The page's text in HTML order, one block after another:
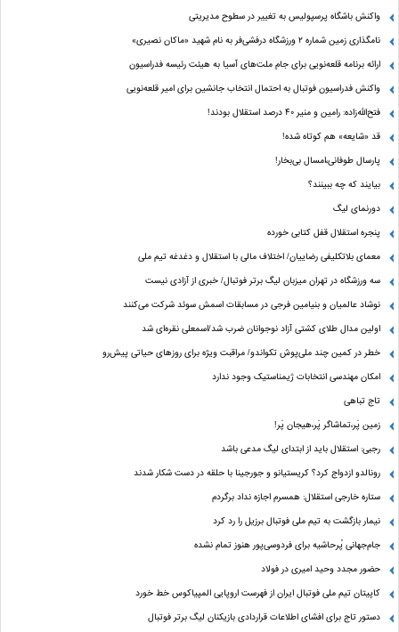
واکنش باشگاه پرسپولیس به تغییر در سطوح مدیریتی
نامگذاری زمین شماره ۲ ورزشگاه درفشی‌فر به نام شهید «ماکان نصیری»
ارائه برنامه‌ قلعه‌نویی برای جام ملت‌های آسیا به هیئت رئیسه فدراسیون
واکنش فدراسیون فوتبال به احتمال انتخاب جانشین برای امیر قلعه‌نویی
فتح‌الله‌زاده: رامین و منیر 40 درصد استقلال بودند!
قد «شایعه» هم کوتاه شده!
پارسال طوفانی،امسال بی‌بخار!
بیایند که چه ببینند؟
دورنمای لیگ
پنجره‌ استقلال قفل کتابی خورده
معمای بلاتکلیفی رضاییان/ اختلاف مالی با استقلال و دغدغه تیم ملی
سه ورزشگاه در تهران میزبان لیگ برتر فوتبال/ خبری از آزادی نیست
نوشاد عالمیان و بنیامین فرجی در مسابقات اسمش سوئد شرکت می‌کنند
اولین مدال طلای کشتی آزاد نوجوانان ضرب شد/اسمعلی نقره‌ای شد
خطر در کمین چند ملی‌پوش تکواندو/ مراقبت ویژه برای روزهای حیاتی پیش‌رو
امکان مهندسی انتخابات ژیمناستیک وجود ندارد
تاج تباهی
زمین پَر،تماشاگر پَر،هیجان پَر!
رجبی: استقلال باید از ابتدای لیگ مدعی باشد
رونالدو ازدواج کرد؟ کریستیانو و جورجینا با حلقه در دست شکار شدند
ستاره خارجی استقلال: همسرم اجازه نداد برگردم
نیمار بازگشت به تیم ملی فوتبال برزیل را رد کرد
جام‌جهانی پُرحاشیه برای فردوسی‌پور هنوز تمام نشده
حضور مجدد وحید امیری در فولاد
کاپیتان تیم ملی فوتبال ایران از فهرست اروپایی المپیاکوس خط خورد
دستور تاج برای افشای اطلاعات قراردادی بازیکنان لیگ برتر فوتبال